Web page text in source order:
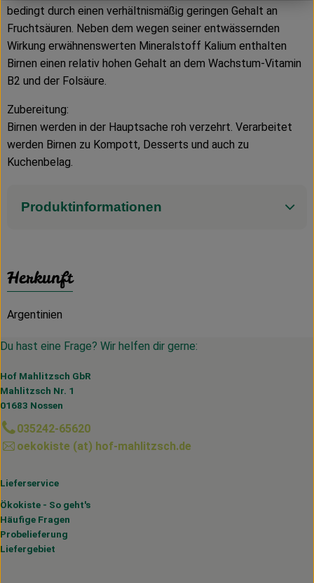
bedingt durch einen verhältnismäßig geringen Gehalt an
Fruchtsäuren. Neben dem wegen seiner entwässernden
Wirkung erwähnenswerten Mineralstoff Kalium enthalten
Birnen einen relativ hohen Gehalt an dem Wachstum-Vitamin
B2 und der Folsäure.
Zubereitung:
Birnen werden in der Hauptsache roh verzehrt. Verarbeitet
werden Birnen zu Kompott, Desserts und auch zu
Kuchenbelag.
Produktinformationen
Herkunft
Argentinien
Du hast eine Frage? Wir helfen dir gerne:
Hof Mahlitzsch GbR
Mahlitzsch Nr. 1
01683 Nossen
035242-65620
oekokiste (at) hof-mahlitzsch.de
Lieferservice
Ökokiste - So geht's
Häufige Fragen
Probelieferung
Liefergebiet